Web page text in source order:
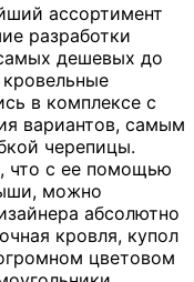
ассортимент
разработки
дешевых до
в комплексе с
вариантов, самым
черепицы.
что с ее помощью
можно
абсолютно
кровля, купол
цветовом